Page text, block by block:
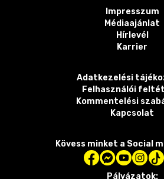
Impresszum
Médiaajánlat
Hírlevél
Karrier
Adatkezelési
Felhasználói
Kommentelési
Kapcsolat
Kövess minket a Social
Pályázatok: